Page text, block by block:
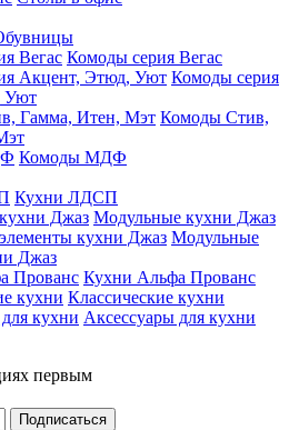
Комоды серия Вегас
Комоды серия
Уют
Комоды Стив,
Комоды МДФ
Кухни ЛДСП
Модульные кухни Джаз
Модульные
Джаз
Кухни Альфа Прованс
Классические кухни
Аксессуары для кухни
первым